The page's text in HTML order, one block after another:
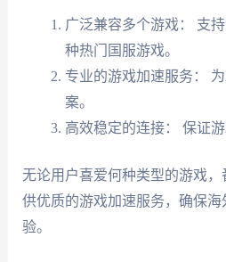
广泛兼容多个游戏： 支
种热门国服游戏。
专业的游戏加速服务：
案。
高效稳定的连接： 保证
无论用户喜爱何种类型的游戏
供优质的游戏加速服务，确保
验。